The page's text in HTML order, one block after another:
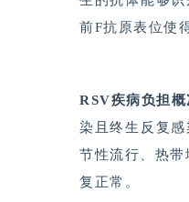
前F抗原表位使
RSV疾病负担
染且终生反复
节性流行、热
复正常。